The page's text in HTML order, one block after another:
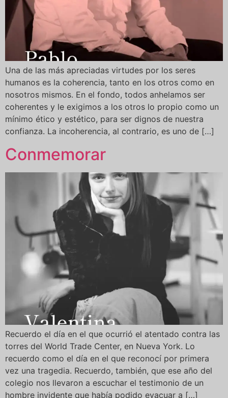
Una de las más apreciadas virtudes por los seres
humanos es la coherencia, tanto en los otros como en
nosotros mismos. En el fondo, todos anhelamos ser
coherentes y le exigimos a los otros lo propio como un
mínimo ético y estético, para ser dignos de nuestra
confianza. La incoherencia, al contrario, es uno de […]
Conmemorar
Recuerdo el día en el que ocurrió el atentado contra las
torres del World Trade Center, en Nueva York. Lo
recuerdo como el día en el que reconocí por primera
vez una tragedia. Recuerdo, también, que ese año del
colegio nos llevaron a escuchar el testimonio de un
hombre invidente que había podido evacuar a […]